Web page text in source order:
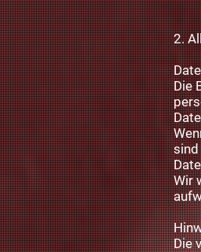
2.
Die
sind
Wir
Die